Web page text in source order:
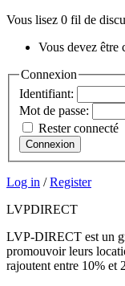
Vous lisez 0 fil de
Vous devez être
Connexion
Identifiant:
Mot de passe:
Rester connecté
Connexion
Log in /Register
LVPDIRECT
LVP-DIRECT est un
promouvoir leurs
rajoutent entre 10% et